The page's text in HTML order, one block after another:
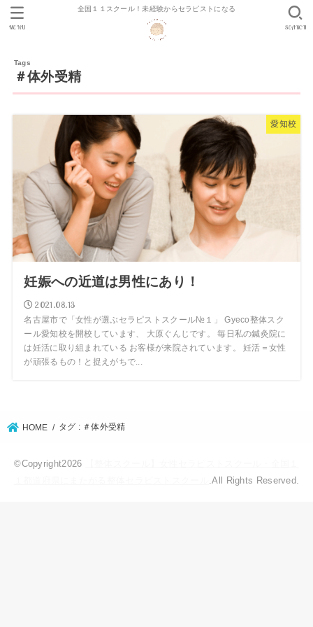
全国１１スクール！未経験からセラピストになる
SEARCH
MENU
＃体外受精
愛知校
妊娠への近道は男性にあり！
2021.08.13
名古屋市で「女性が選ぶセラピストスクール№１」 Gyeco整体スク
ール愛知校を開校しています、 大原ぐんじです。 毎日私の鍼灸院に
は妊活に取り組まれている お客様が来院されています。 妊活＝女性
が頑張るもの！と捉えがちで...
HOME タグ : ＃体外受精
©Copyright2026
.All Rights Reserved.